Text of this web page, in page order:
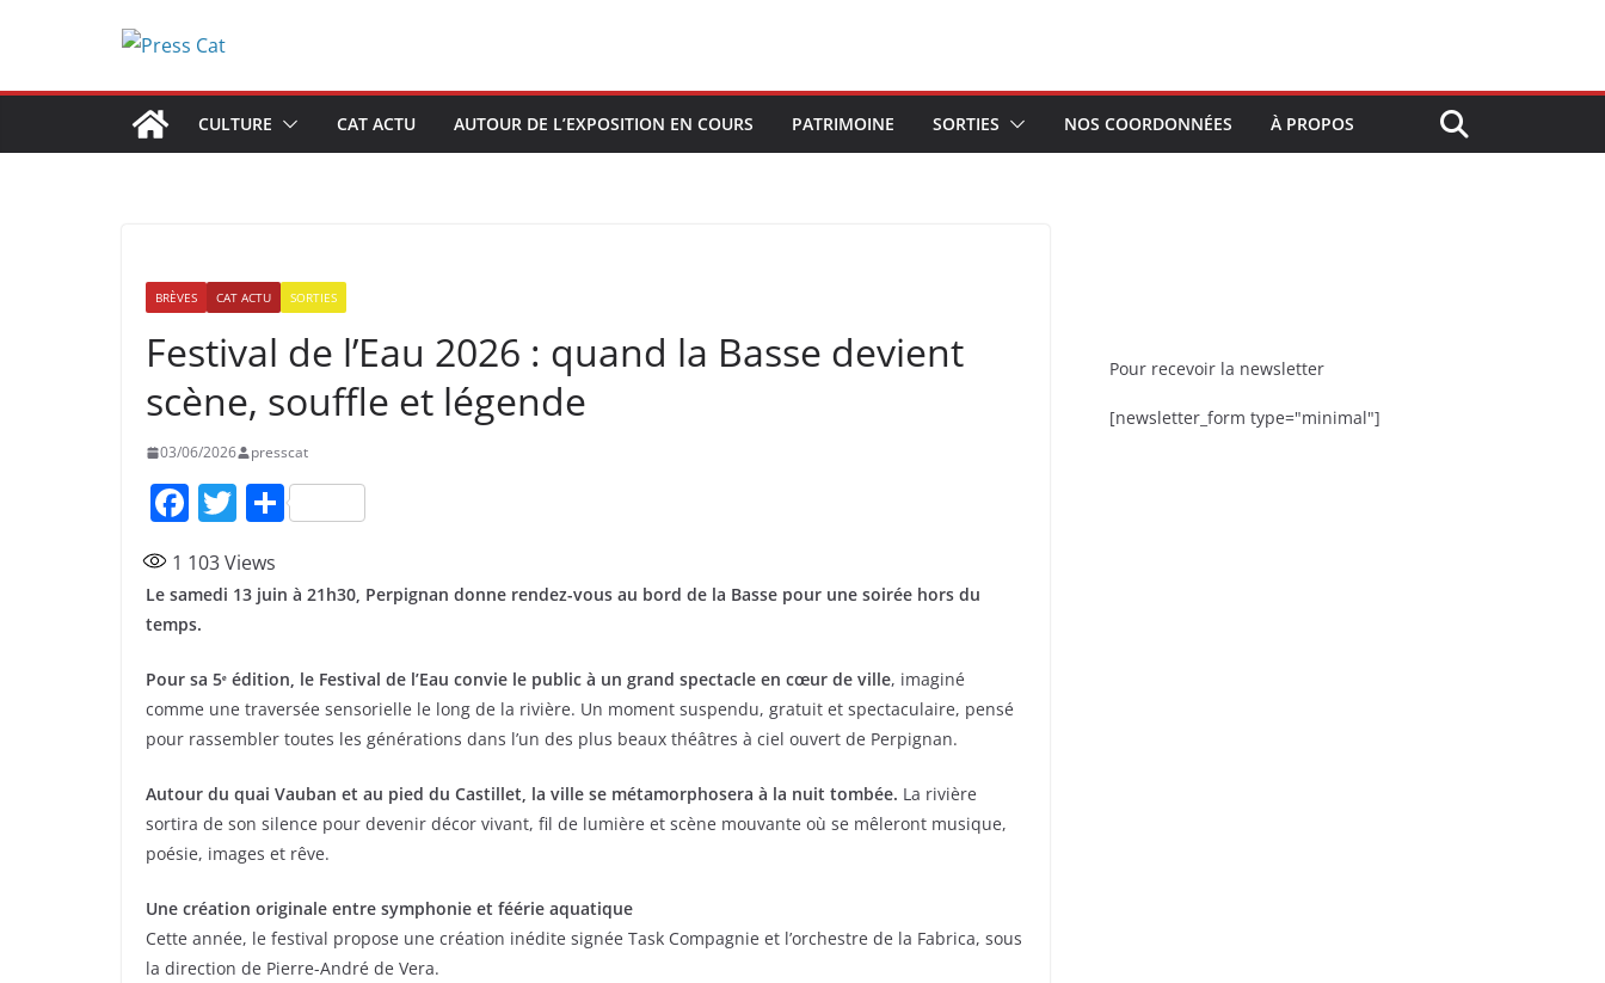
CULTURE CAT ACTU AUTOUR DE L’EXPOSITION EN COURS PATRIMOINE SORTIES NOS COORDONNÉES À PROPOS
BRÈVES CAT ACTU SORTIES
Festival de l’Eau 2026 : quand la Basse devient
scène, souffle et légende
03/06/2026 presscat
F
c
e
o
o
T
w
itt
er
P
ta
g
1 103Views
Le samedi 13 juin à 21h30, Perpignan donne rendez-vous au bord de la Basse pour une soirée hors du
temps.
Pour sa 5ᵉ édition, le Festival de l’Eau convie le public à un grand spectacle en cœur de ville, imaginé
comme une traversée sensorielle le long de la rivière. Un moment suspendu, gratuit et spectaculaire, pensé
pour rassembler toutes les générations dans l’un des plus beaux théâtres à ciel ouvert de Perpignan.
Autour du quai Vauban et au pied du Castillet, la ville se métamorphosera à la nuit tombée. La rivière
sortira de son silence pour devenir décor vivant, fil de lumière et scène mouvante où se mêleront musique,
poésie, images et rêve.
Une création originale entre symphonie et féérie aquatique
Cette année, le festival propose une création inédite signée Task Compagnie et l’orchestre de la Fabrica, sous
la direction de Pierre-André de Vera.
Pour recevoir la newsletter
[newsletter_form type="minimal"]